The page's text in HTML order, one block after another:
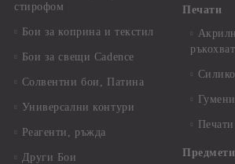
стирофом
Бои за коприна и текстил
Бои за свещи Cadence
Солвентни бои, Патина
Универсални контури
Реагенти, ръжда
Други Бои
Печати